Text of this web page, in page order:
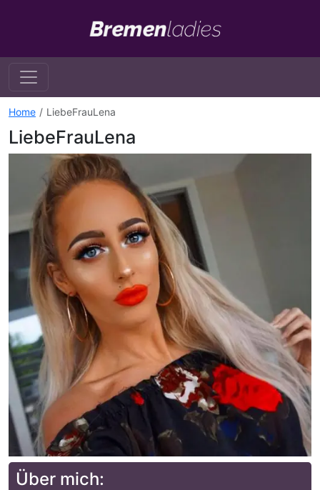
Home LiebeFrauLena
LiebeFrauLena
Über mich: